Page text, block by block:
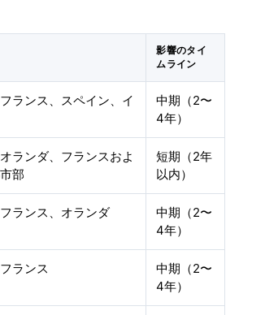
影響のタイ
ムライン
ランス、スペイン、イ
中期（2〜
4年）
ランダ、フランスおよ
部
短期（2年
以内）
ランス、オランダ
中期（2〜
4年）
ランス
中期（2〜
4年）